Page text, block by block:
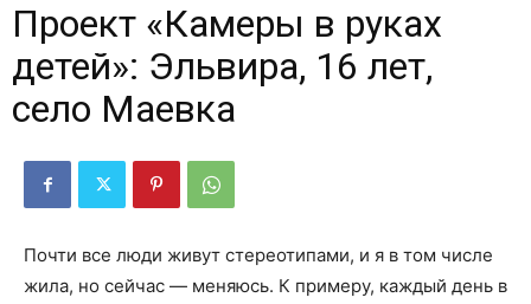
Проект «Камеры в руках
детей»: Эльвира, 16 лет,
село Маевка
Почти все люди живут стереотипами, и я в том числе
жила, но сейчас — меняюсь. К примеру, каждый день в